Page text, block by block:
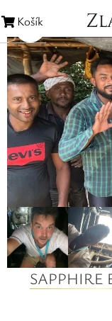
Košík
SAPPHIRE